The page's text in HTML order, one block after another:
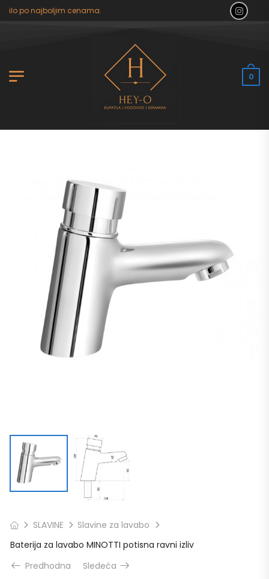
po najboljim cenama.
0
SLAVINE
Slavine za lavabo
Baterija za lavabo MINOTTI potisna ravni izliv
Predhodna
Sledeća